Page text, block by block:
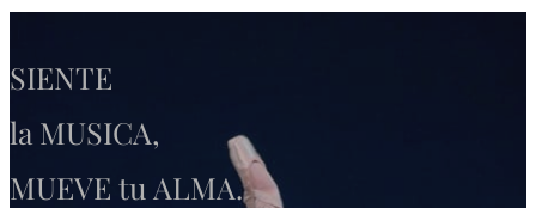
SIENTE
la MUSICA,
MUEVE tu ALMA.